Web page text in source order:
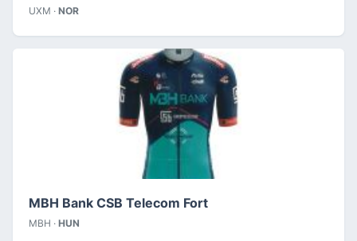
UXM · NOR
MBH Bank CSB Telecom Fort
MBH · HUN